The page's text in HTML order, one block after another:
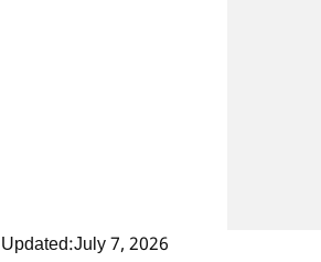
Updated:July 7, 2026